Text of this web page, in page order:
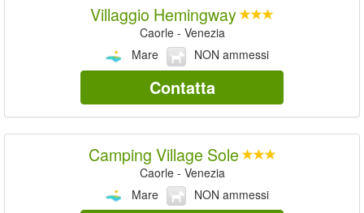
Villaggio Hemingway
Caorle - Venezia
Mare
NON ammessi
Contatta
Camping Village Sole
Caorle - Venezia
Mare
NON ammessi